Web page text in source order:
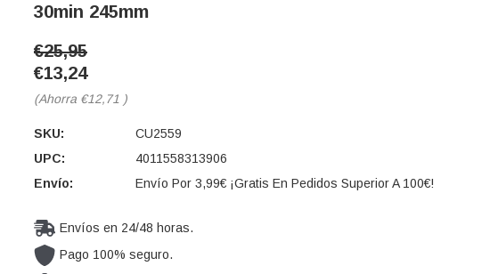
30min 245mm
€25,95
€13,24
(Ahorra €12,71 )
SKU:
CU2559
UPC:
4011558313906
Envío:
Envío Por 3,99€ ¡Gratis En Pedidos Superior A 100€!
Envíos en 24/48 horas.
Pago 100% seguro.